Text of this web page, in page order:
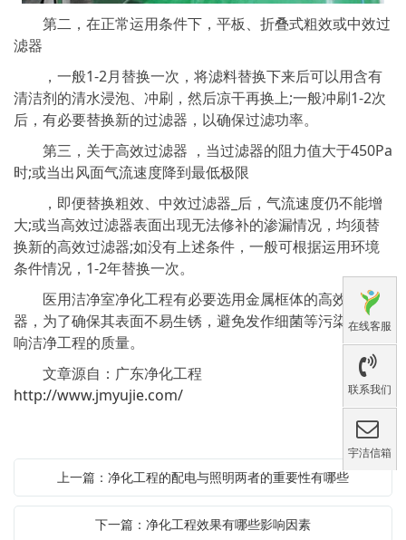
第二，在正常运用条件下，平板、折叠式粗效或中效过
滤器
，一般1-2月替换一次，将滤料替换下来后可以用含有
清洁剂的清水浸泡、冲刷，然后凉干再换上;一般冲刷1-2次
后，有必要替换新的过滤器，以确保过滤功率。
第三，关于高效过滤器 ，当过滤器的阻力值大于450Pa
时;或当出风面气流速度降到最低极限
，即便替换粗效、中效过滤器_后，气流速度仍不能增
大;或当高效过滤器表面出现无法修补的渗漏情况，均须替
换新的高效过滤器;如没有上述条件，一般可根据运用环境
条件情况，1-2年替换一次。
医用洁净室净化工程有必要选用金属框体的高效过滤
器，为了确保其表面不易生锈，避免发作细菌等污染物等影
响洁净工程的质量。
文章源自：广东净化工程
http://www.jmyujie.com/
上一篇：净化工程的配电与照明两者的重要性有哪些
下一篇：净化工程效果有哪些影响因素
在线客服
联系我们
宇洁信箱